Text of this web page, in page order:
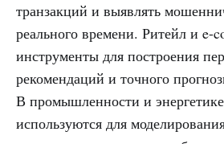
транзакций и выявлять
реального времени. Ритейл и e-
инструменты для построения
рекомендаций и точного
В промышленности и
используются для